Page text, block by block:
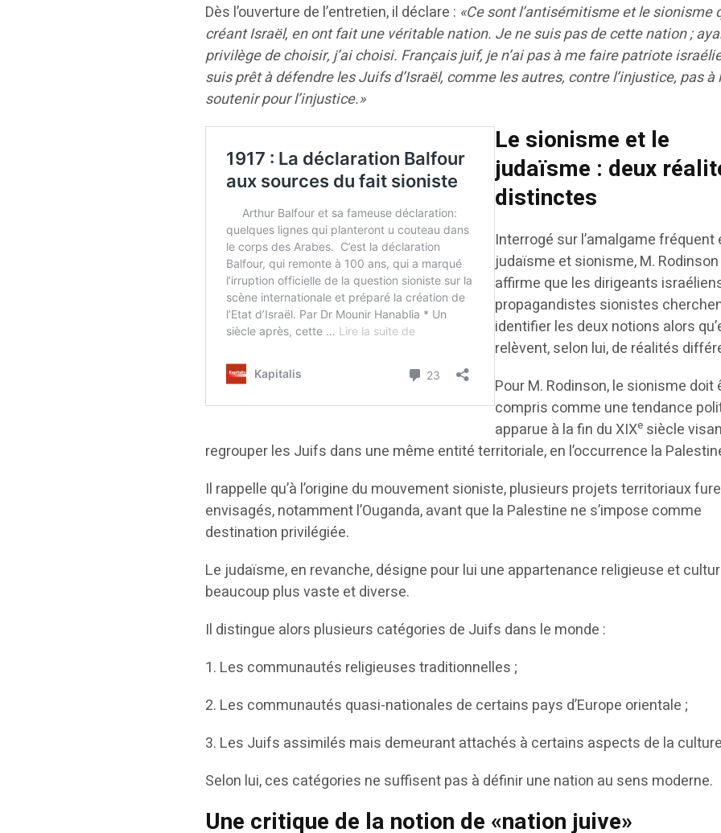
Dès l’ouverture de l’entretien, il déclare : «Ce sont l’antisémitisme et le sionisme
créant Israël, en ont fait une véritable nation. Je ne suis pas de cette nation ;
privilège de choisir, j’ai choisi. Français juif, je n’ai pas à me faire patriote
suis prêt à défendre les Juifs d’Israël, comme les autres, contre l’injustice, pas à
soutenir pour l’injustice.»
Le sionisme et le
judaïsme : deux
distinctes
Interrogé sur l’amalgame fréquent
judaïsme et sionisme, M. Rodinson
affirme que les dirigeants
propagandistes sionistes
identifier les deux notions alors
relèvent, selon lui, de réalités
Pour M. Rodinson, le sionisme doit
compris comme une tendance
apparue à la fin du XIXe siècle
regrouper les Juifs dans une même entité territoriale, en l’occurrence la
Il rappelle qu’à l’origine du mouvement sioniste, plusieurs projets territoriaux
envisagés, notamment l’Ouganda, avant que la Palestine ne s’impose comme
destination privilégiée.
Le judaïsme, en revanche, désigne pour lui une appartenance religieuse et
beaucoup plus vaste et diverse.
Il distingue alors plusieurs catégories de Juifs dans le monde :
1. Les communautés religieuses traditionnelles ;
2. Les communautés quasi-nationales de certains pays d’Europe orientale ;
3. Les Juifs assimilés mais demeurant attachés à certains aspects de la
Selon lui, ces catégories ne suffisent pas à définir une nation au sens moderne.
Une critique de la notion de «nation juive»